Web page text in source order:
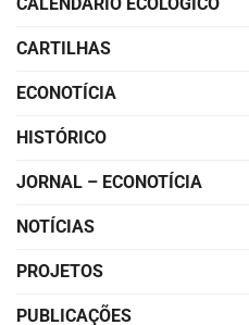
CARTILHAS
ECONOTÍCIA
HISTÓRICO
JORNAL – ECONOTÍCIA
NOTÍCIAS
PROJETOS
PUBLICAÇÕES